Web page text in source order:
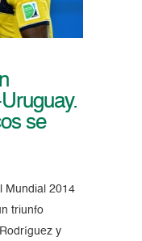
se
Mundial 2014
triunfo
y